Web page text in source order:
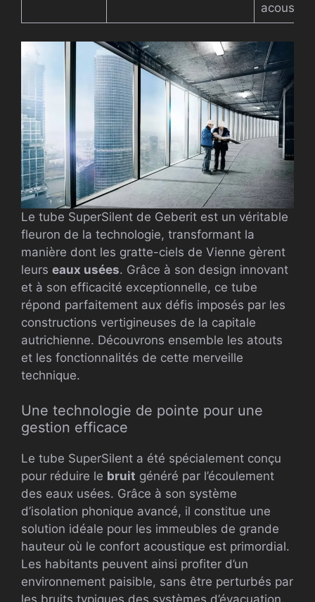
Le tube SuperSilent de Geberit est un véritable
fleuron de la technologie, transformant la
manière dont les gratte-ciels de Vienne gèrent
leurs eaux usées. Grâce à son design innovant
et à son efficacité exceptionnelle, ce tube
répond parfaitement aux défis imposés par les
constructions vertigineuses de la capitale
autrichienne. Découvrons ensemble les atouts
et les fonctionnalités de cette merveille
technique.
Une technologie de pointe pour une
gestion efficace
Le tube SuperSilent a été spécialement conçu
pour réduire le bruit généré par l’écoulement
des eaux usées. Grâce à son système
d’isolation phonique avancé, il constitue une
solution idéale pour les immeubles de grande
hauteur où le confort acoustique est primordial.
Les habitants peuvent ainsi profiter d’un
environnement paisible, sans être perturbés par